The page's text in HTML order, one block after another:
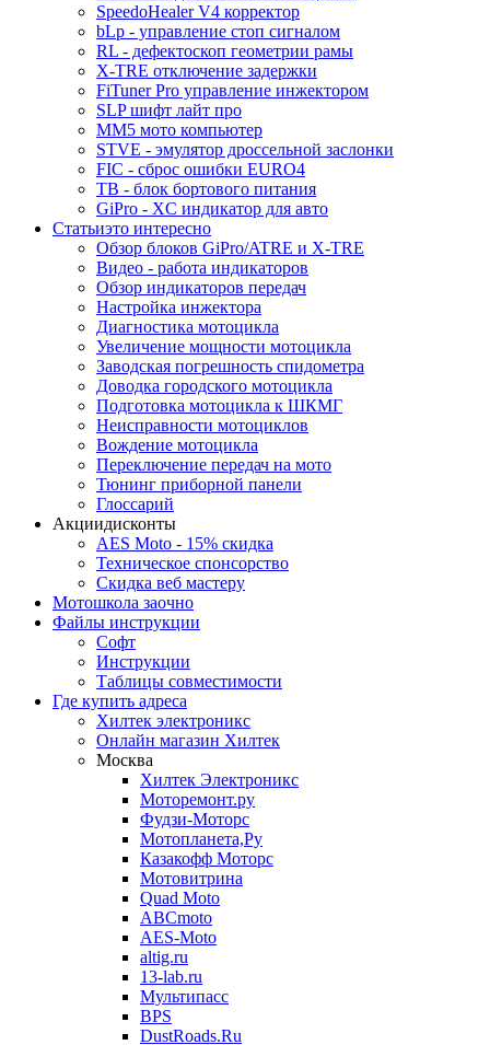
SpeedoHealer V4 корректор
bLp - управление стоп сигналом
RL - дефектоскоп геометрии рамы
X-TRE отключение задержки
FiTuner Pro управление инжектором
SLP шифт лайт про
MM5 мото компьютер
STVE - эмулятор дроссельной заслонки
FIC - сброс ошибки EURO4
TB - блок бортового питания
GiPro - XC индикатор для авто
Статьиэто интересно
Обзор блоков GiPro/ATRE и X-TRE
Видео - работа индикаторов
Обзор индикаторов передач
Настройка инжектора
Диагноcтика мотоцикла
Увеличение мощности мотоцикла
Заводская погрешность спидометра
Доводка городского мотоцикла
Подготовка мотоцикла к ШКМГ
Неисправности мотоциклов
Вождение мотоцикла
Переключение передач на мото
Тюнинг приборной панели
Глоссарий
Акциидисконты
AES Moto - 15% скидка
Техническое спонсорство
Скидка веб мастеру
Мотошкола заочно
Файлы инструкции
Софт
Инструкции
Таблицы совместимости
Где купить адреса
Хилтек электроникс
Онлайн магазин Хилтек
Москва
Хилтек Электроникс
Моторемонт.ру
Фудзи-Моторс
Мотопланета,Ру
Казакофф Моторс
Мотовитрина
Quad Moto
ABCmoto
AES-Moto
altig.ru
13-lab.ru
Мультипасс
BPS
DustRoads.Ru